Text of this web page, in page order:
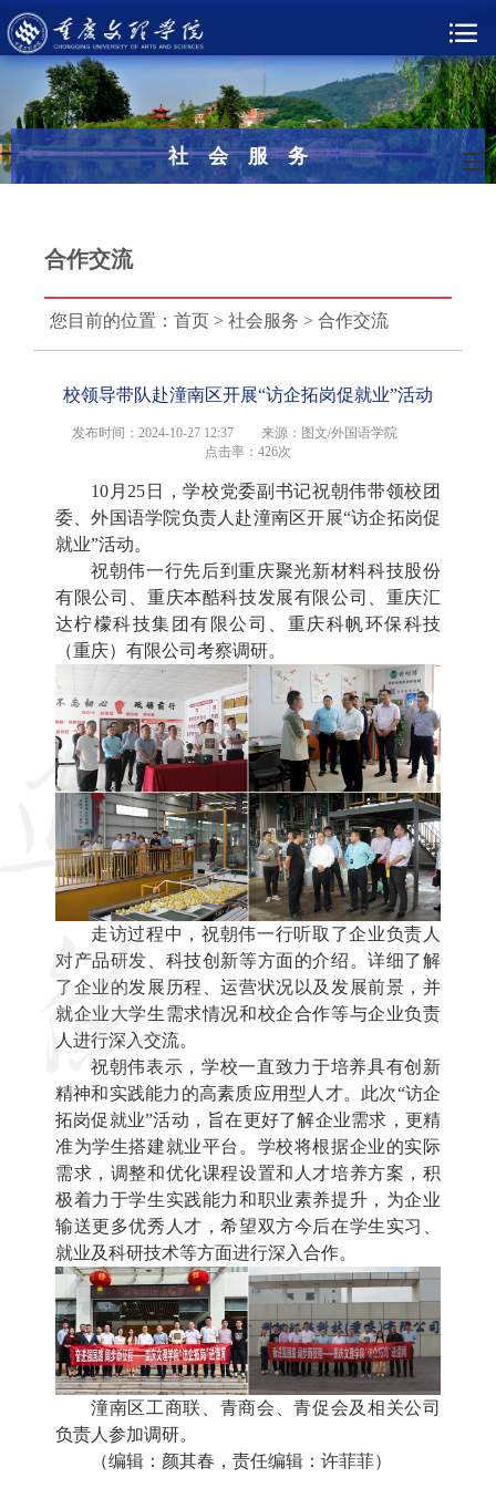
社会服务
合作交流
您目前的位置： 首页 > 社会服务 > 合作交流
校领导带队赴潼南区开展“访企拓岗促就业”活动
发布时间：2024-10-27 12:37
来源：图文/外国语学院
点击率： 426次
10月25日，学校党委副书记祝朝伟带领校团
委、外国语学院负责人赴潼南区开展“访企拓岗促
就业”活动。
祝朝伟一行先后到重庆聚光新材料科技股份
有限公司、重庆本酷科技发展有限公司、重庆汇
达柠檬科技集团有限公司、重庆科帆环保科技
（重庆）有限公司考察调研。
走访过程中，祝朝伟一行听取了企业负责人
对产品研发、科技创新等方面的介绍。详细了解
了企业的发展历程、运营状况以及发展前景，并
就企业大学生需求情况和校企合作等与企业负责
人进行深入交流。
祝朝伟表示，学校一直致力于培养具有创新
精神和实践能力的高素质应用型人才。此次“访企
拓岗促就业”活动，旨在更好了解企业需求，更精
准为学生搭建就业平台。学校将根据企业的实际
需求，调整和优化课程设置和人才培养方案，积
极着力于学生实践能力和职业素养提升，为企业
输送更多优秀人才，希望双方今后在学生实习、
就业及科研技术等方面进行深入合作。
潼南区工商联、青商会、青促会及相关公司
负责人参加调研。
（编辑：颜其春，责任编辑：许菲菲）